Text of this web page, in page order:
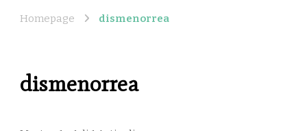
Homepage dismenorrea
dismenorrea